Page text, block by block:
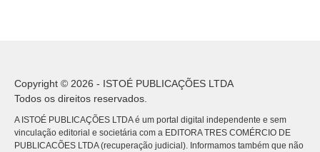
Copyright © 2026 - ISTOÉ PUBLICAÇÕES LTDA
Todos os direitos reservados.
A ISTOÉ PUBLICAÇÕES LTDA é um portal digital independente e sem
vinculação editorial e societária com a EDITORA TRES COMÉRCIO DE
PUBLICACÕES LTDA (recuperação judicial). Informamos também que não